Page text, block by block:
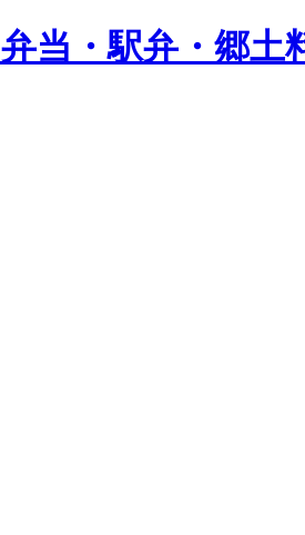
当・駅弁・郷